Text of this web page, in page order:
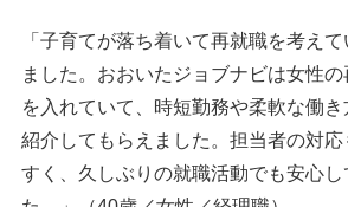
「子育てが落ち着いて再就職を考え
ました。おおいたジョブナビは女性
を入れていて、時短勤務や柔軟な働
紹介してもらえました。担当者の対
すく、久しぶりの就職活動でも安心し